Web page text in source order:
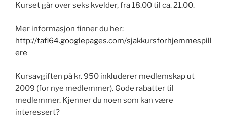
Kurset går over seks kvelder, fra 18.00 til ca. 21.00.
Mer informasjon finner du her:
http://tafl64.googlepages.com/sjakkursforhjemmespill
ere
Kursavgiften på kr. 950 inkluderer medlemskap ut
2009 (for nye medlemmer). Gode rabatter til
medlemmer. Kjenner du noen som kan være
interessert?